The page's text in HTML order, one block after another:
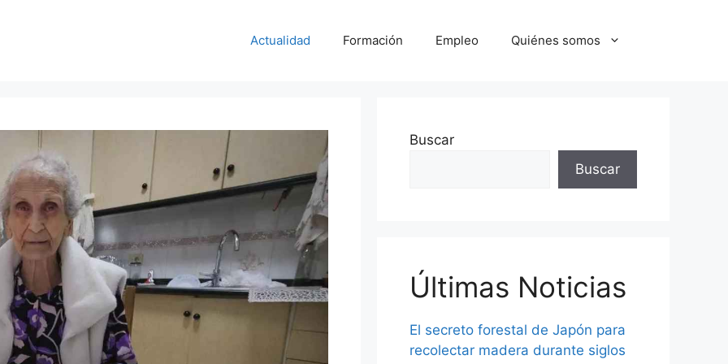
Actualidad Formación Empleo Quiénes somos
Buscar
Buscar
Últimas Noticias
El secreto forestal de Japón para
recolectar madera durante siglos